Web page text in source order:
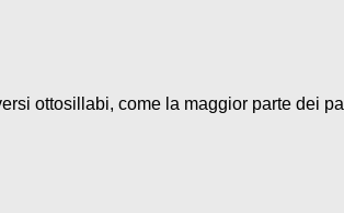
ottosillabi, come la maggior parte dei